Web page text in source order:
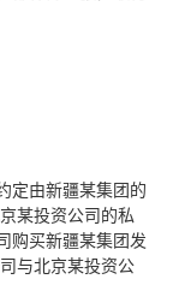
定由新疆某集团的
某投资公司的私
购买新疆某集团发
与北京某投资公